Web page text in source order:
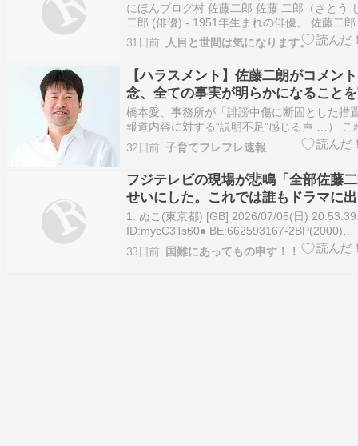
にほんブログ村 佐藤二郎 佐藤 二郎（さとう
二郎 (俳優) - 1951年生まれの俳優。 佐藤二
カイドウ競馬の騎手・調教師。ステイヤーズ
験者。 佐藤二朗 - 1969年生まれの俳優。 佐
野球選手・コーチの「…
31日前 人目と世間は気になります。
【ハラスメント】佐藤二朗がコメン
念、全ての事実が明らかになること
す」所属事務所「到底受け入れられ
橋本愛、事務所が「誹謗中傷に断固とした措
報道内容に対する“説明不足”感じる声 …） こ
春」ならびに同誌のウェブサイトに報じられ
藤二朗の橋本へのハラスメント報道を受けた
藤さんと橋本さんはドラマ… （出典：
32日前 子育てフレフレ速報
フジテレビの現場が悲鳴「全部佐藤
せいにした。これでは誰もドラマに
い」 [7/5]
1: ぬこ(東京都) [GB] 2026/07/05(日)
ID:mycC3Ts60● BE:662593167-2BP(2000)
https://news.yahoo.co.jp/articles/
33日前 国難にあってもの申す！！